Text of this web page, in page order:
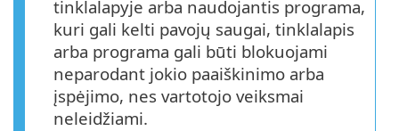
tinklalapyje arba naudojantis programa,
kuri gali kelti pavojų saugai, tinklalapis
arba programa gali būti blokuojami
neparodant jokio paaiškinimo arba
įspėjimo, nes vartotojo veiksmai
neleidžiami.